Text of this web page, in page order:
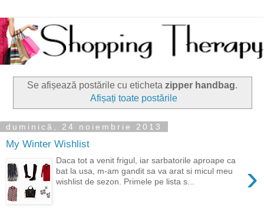
Se afișează postările cu eticheta zipper handbag.
Afișați toate postările
duminică, 24 noiembrie 2013
My Winter Wishlist
›
Daca tot a venit frigul, iar sarbatorile aproape ca
bat la usa, m-am gandit sa va arat si micul meu
wishlist de sezon. Primele pe lista s...